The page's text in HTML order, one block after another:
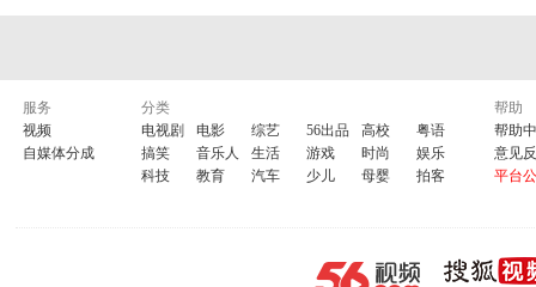
服务
视频
自媒体分成
分类
电视剧
电影 综艺 56出品 高校
粤语
搞笑
音乐人 生活 游戏 时尚
娱乐
科技
教育 汽车 少儿 母婴 拍客
帮助
帮助
意见
平台